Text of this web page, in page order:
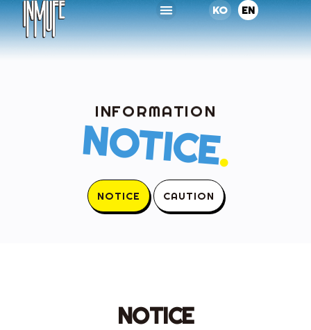
KO EN
INFORMATION
NOTICE.
NOTICE CAUTION
NOTICE